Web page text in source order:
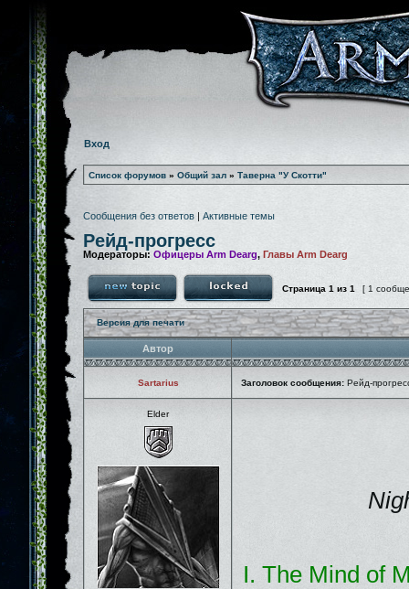
Вход
Список форумов » Общий зал » Таверна "У Скотти"
Сообщения без ответов | Активные темы
Рейд-прогресс
Модераторы: Офицеры Arm Dearg, Главы Arm Dearg
Страница 1 из 1 [ 1
Версия для печати
Автор
Sartarius Заголовок сообщения: Рейд-
Elder
I. The Mind of